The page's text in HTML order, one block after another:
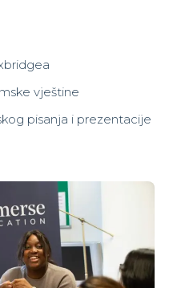
vještine
pisanja i prezentacije